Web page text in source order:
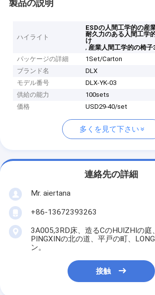
製品の説明
ハイライト
ESDの人間工学的の産
耐久力のある人間工学
け
, 産業人間工学的の椅
パッケージの詳細
1Set/Carton
ブランド名
DLX
モデル番号
DLX-YK-03
供給の能力
100sets
価格
USD29-40/set
多くを見て下さい
連絡先の詳細
Mr. aiertana
+86-13672393263
3A005,3RD床、造るCのHUIZHIの庭
PINGXINの北の道、平戸の町、
ン。
接触